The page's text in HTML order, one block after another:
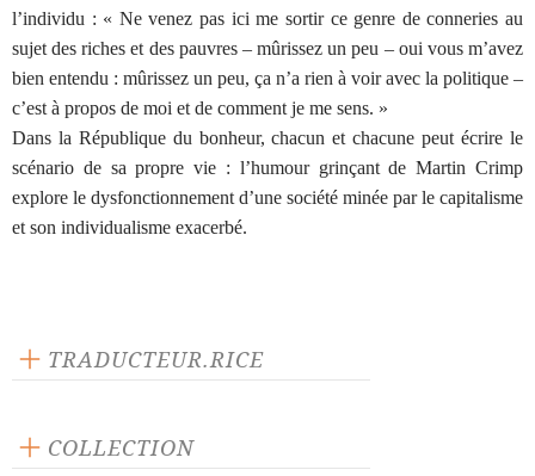
l’individu : « Ne venez pas ici me sortir ce genre de conneries au
sujet des riches et des pauvres – mûrissez un peu – oui vous m’avez
bien entendu : mûrissez un peu, ça n’a rien à voir avec la politique –
c’est à propos de moi et de comment je me sens. »
Dans la République du bonheur, chacun et chacune peut écrire le
scénario de sa propre vie : l’humour grinçant de Martin Crimp
explore le dysfonctionnement d’une société minée par le capitalisme
et son individualisme exacerbé.
TRADUCTEUR.RICE
COLLECTION